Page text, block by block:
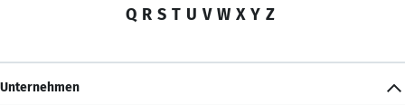
Q R S T U V W X Y Z
Unternehmen